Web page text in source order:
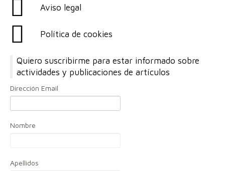
Aviso legal
Política de cookies
Quiero suscribirme para estar informado sobre
actividades y publicaciones de artículos
Dirección Email
Nombre
Apellidos